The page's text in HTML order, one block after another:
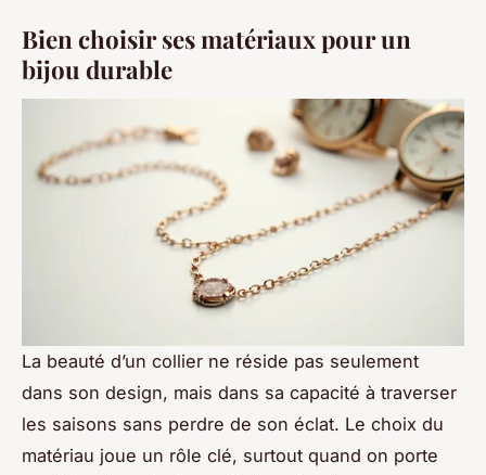
Bien choisir ses matériaux pour un
bijou durable
La beauté d’un collier ne réside pas seulement
dans son design, mais dans sa capacité à traverser
les saisons sans perdre de son éclat. Le choix du
matériau joue un rôle clé, surtout quand on porte